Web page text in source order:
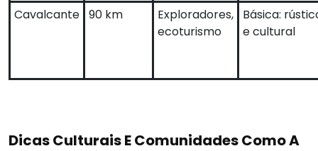
Cavalcante 90 km
Exploradores,
ecoturismo
Básica:
e cultural
Dicas Culturais E Comunidades Como A